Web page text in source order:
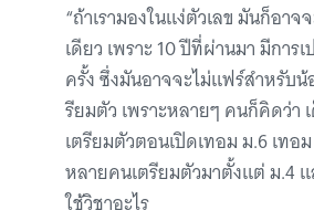
“ถ้าเรามองในแง่ตัวเลข มันก็อาจ
เดียว เพราะ 10 ปีที่ผ่านมา มีการ
ครั้ง ซึ่งมันอาจจะไม่แฟร์สำหรับน้
รียมตัว เพราะหลายๆ คนก็คิดว่า
เตรียมตัวตอนเปิดเทอม ม.6 เทอ
หลายคนเตรียมตัวมาตั้งแต่ ม.4 แ
ใช้วิชาอะไร